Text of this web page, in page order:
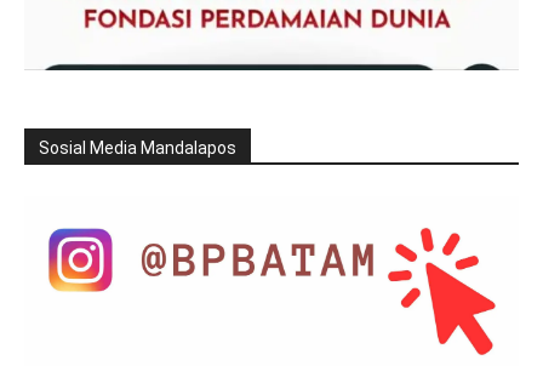
Sosial Media Mandalapos